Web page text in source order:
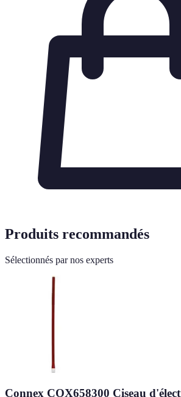
Produits recommandés
Sélectionnés par nos experts
Connex COX658300 Ciseau